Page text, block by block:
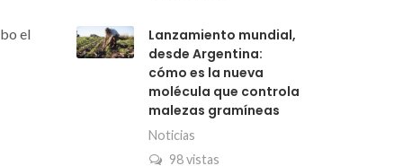
el
Lanzamiento mundial,
desde Argentina:
cómo es la nueva
molécula que controla
malezas gramíneas
Noticias
98 vistas